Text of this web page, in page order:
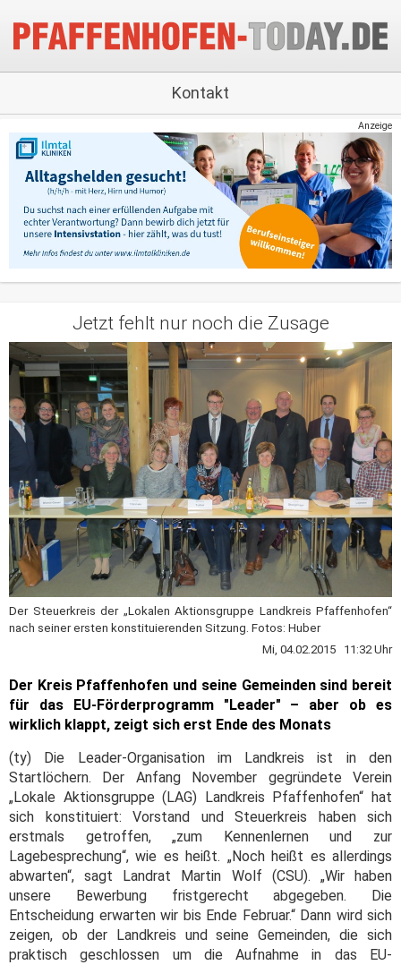
Kontakt
Anzeige
Jetzt fehlt nur noch die Zusage
Der Steuerkreis der „Lokalen Aktionsgruppe Landkreis Pfaffenhofen“
nach seiner ersten konstituierenden Sitzung. Fotos: Huber
Mi, 04.02.2015 11:32 Uhr
Der Kreis Pfaffenhofen und seine Gemeinden sind bereit
für das EU-Förderprogramm "Leader" – aber ob es
wirklich klappt, zeigt sich erst Ende des Monats
(ty) Die Leader-Organisation im Landkreis ist in den
Startlöchern. Der Anfang November gegründete Verein
„Lokale Aktionsgruppe (LAG) Landkreis Pfaffenhofen“ hat
sich konstituiert: Vorstand und Steuerkreis haben sich
erstmals getroffen, „zum Kennenlernen und zur
Lagebesprechung“, wie es heißt. „Noch heißt es allerdings
abwarten“, sagt Landrat Martin Wolf (CSU). „Wir haben
unsere Bewerbung fristgerecht abgegeben. Die
Entscheidung erwarten wir bis Ende Februar.“ Dann wird sich
zeigen, ob der Landkreis und seine Gemeinden, die sich
praktisch geschlossen um die Aufnahme in das EU-